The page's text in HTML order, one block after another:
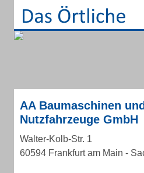
AA Baumaschinen und
Nutzfahrzeuge GmbH
Walter-Kolb-Str. 1
60594 Frankfurt am Main -